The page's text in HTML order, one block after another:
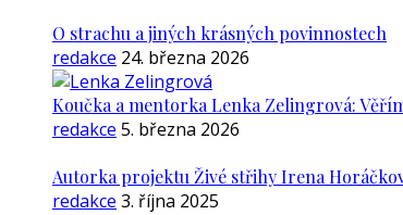
O strachu a jiných krásných povinnostech
redakce 24. března 2026
Koučka a mentorka Lenka Zelingrová:
redakce 5. března 2026
Autorka projektu Živé střihy Irena
redakce 3. října 2025